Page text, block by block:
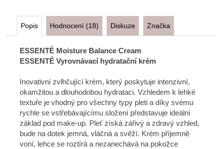
Popis Hodnocení (18) Diskuze Značka
ESSENTÉ Moisture Balance Cream
ESSENTÉ Vyrovnávací hydratační krém
Inovativní zvlhčující krém, který poskytuje intenzivní,
okamžitou a dlouhodobou hydrataci. Vzhledem k lehké
textuře je vhodný pro všechny typy pleti a díky svému
rychle se vstřebávajícímu složení představuje ideální
základ pod make-up. Pleť získá zářivý a zdravý vzhled,
bude na dotek jemná, vláčná a svěží. Krém příjemně
voní, lehce se roztírá a nezanechává na pokožce